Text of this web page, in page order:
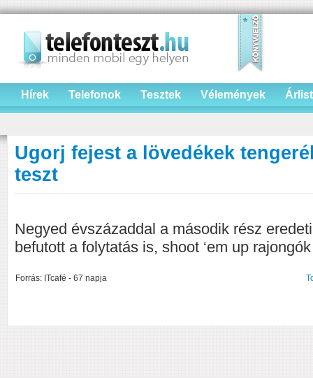
Hírek Telefonok Tesztek Vélemények
Ugorj fejest a lövedékek
teszt
Negyed évszázaddal a második rész
befutott a folytatás is, shoot ‘em up
Forrás: ITcafé - 67 napja